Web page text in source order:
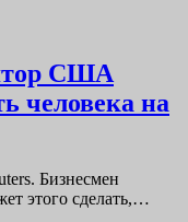
США
человека на
Бизнесмен
этого сделать,…